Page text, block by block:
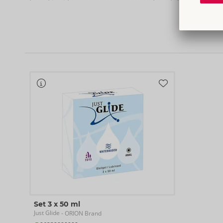
Set 3 x 50 ml
Just Glide - ORION Brand